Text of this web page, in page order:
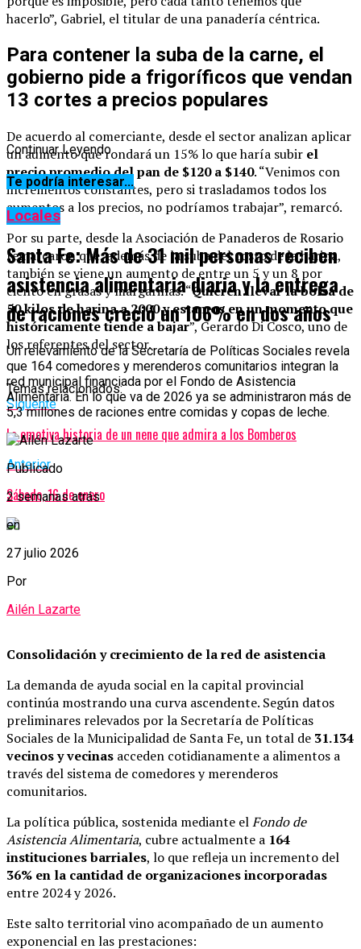
hacerlo”, Gabriel, el titular de una panadería céntrica.
Para contener la suba de la carne, el
gobierno pide a frigoríficos que vendan
13 cortes a precios populares
De acuerdo al comerciante, desde el sector analizan aplicar
un aumento que rondará un 15% lo que haría subir el
precio promedio del pan de $120 a $140. “Venimos con
incrementos constantes, pero si trasladamos todos los
aumentos a los precios, no podríamos trabajar”, remarcó.
Por su parte, desde la Asociación de Panaderos de Rosario
remarcaron que, además de la suba del costo de la harina,
también se viene un aumento de entre un 5 y un 8 por
ciento en grasas y margarinas. “Quieren llevar la bolsa de
50 kilos de harina a 2000 y estamos en un momento que
históricamente tiende a bajar”, Gerardo Di Cosco, uno de
los referentes del sector.
Temas relacionados:
Siguente
La emotiva historia de un nene que admira a los Bomberos
Anterior
Sábado, 16 de enero
Continuar Leyendo
Te podría interesar...
Locales
Santa Fe: Más de 31 mil personas reciben
asistencia alimentaria diaria y la entrega
de raciones creció un 106% en dos años
Un relevamiento de la Secretaría de Políticas Sociales revela
que 164 comedores y merenderos comunitarios integran la
red municipal financiada por el Fondo de Asistencia
Alimentaria. En lo que va de 2026 ya se administraron más de
5,3 millones de raciones entre comidas y copas de leche.
Publicado
2 semanas atrás
en
27 julio 2026
Por
Ailén Lazarte
Consolidación y crecimiento de la red de asistencia
La demanda de ayuda social en la capital provincial
continúa mostrando una curva ascendente. Según datos
preliminares relevados por la Secretaría de Políticas
Sociales de la Municipalidad de Santa Fe, un total de 31.134
vecinos y vecinas acceden cotidianamente a alimentos a
través del sistema de comedores y merenderos
comunitarios.
La política pública, sostenida mediante elFondo de
Asistencia Alimentaria, cubre actualmente a 164
instituciones barriales, lo que refleja un incremento del
36% en la cantidad de organizaciones incorporadas
entre 2024 y 2026.
Este salto territorial vino acompañado de un aumento
exponencial en las prestaciones: